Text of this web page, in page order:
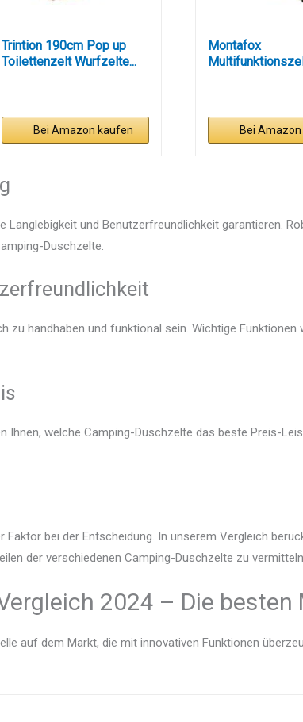
Trintion 190cm Pop up
Toilettenzelt Wurfzelte...
Bei Amazon kaufen
Montafox
Bei
Langlebigkeit und Benutzerfreundlichkeit garantieren.
Duschzelte.
zu handhaben und funktional sein. Wichtige
Ihnen, welche Camping-Duschzelte das beste Preis-
bei der Entscheidung. In unserem Vergleich
der verschiedenen Camping-Duschzelte zu
2024 – Die besten
auf dem Markt, die mit innovativen Funktionen